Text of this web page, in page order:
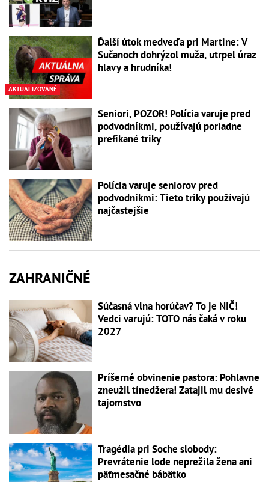
AKTUALIZOVANÉ
Ďalší útok medveďa pri Martine: V
Sučanoch dohrýzol muža, utrpel úraz
hlavy a hrudníka!
Seniori, POZOR! Polícia varuje pred
podvodníkmi, používajú poriadne
prefíkané triky
Polícia varuje seniorov pred
podvodníkmi: Tieto triky používajú
najčastejšie
ZAHRANIČNÉ
Súčasná vlna horúčav? To je NIČ!
Vedci varujú: TOTO nás čaká v roku
2027
Príšerné obvinenie pastora: Pohlavne
zneužil tínedžera! Zatajil mu desivé
tajomstvo
Tragédia pri Soche slobody:
Prevrátenie lode neprežila žena ani
päťmesačné bábätko